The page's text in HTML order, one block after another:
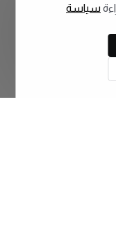
سياسة